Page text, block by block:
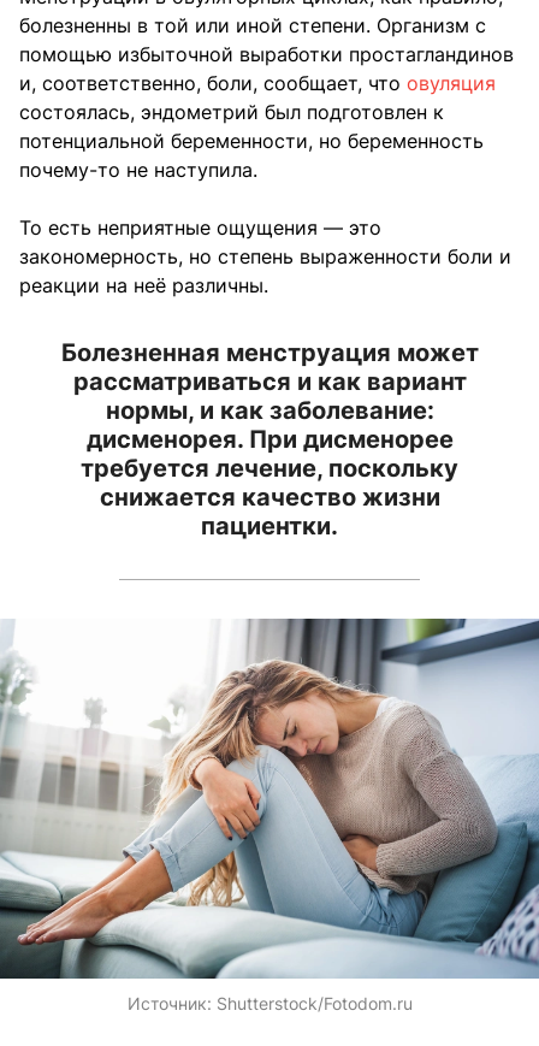
болезненны в той или иной степени. Организм с
помощью избыточной выработки простагландинов
и, соответственно, боли, сообщает, что овуляция
состоялась, эндометрий был подготовлен к
потенциальной беременности, но беременность
почему-то не наступила.
То есть неприятные ощущения — это
закономерность, но степень выраженности боли и
реакции на неё различны.
Болезненная менструация может
рассматриваться и как вариант
нормы, и как заболевание:
дисменорея. При дисменорее
требуется лечение, поскольку
снижается качество жизни
пациентки.
Источник: Shutterstock/Fotodom.ru